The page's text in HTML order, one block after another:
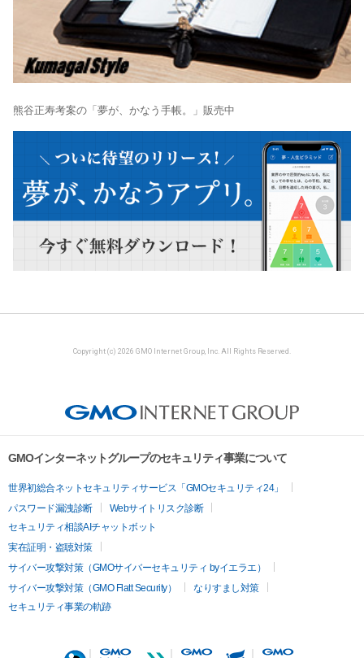
熊谷正寿考案の「夢が、かなう手帳。」販売中
Copyright (c) 2026 GMO Internet Group, Inc. All Rights Reserved.
GMOインターネットグループのセキュリティ事業について
世界初総合ネットセキュリティサービス「GMOセキュリティ24」
パスワード漏洩診断
Webサイトリスク診断
セキュリティ相談AIチャットボット
実在証明・盗聴対策
サイバー攻撃対策（GMOサイバーセキュリティ byイエラエ）
サイバー攻撃対策（GMO Flatt Security）
なりすまし対策
セキュリティ事業の軌跡